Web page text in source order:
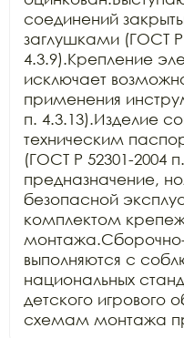
соединений
заглушками (ГОСТ Р
4.3.9).Крепление
исключает
применения
п. 4.3.13).Изделие
техническим
(ГОСТ Р 52301-2004
предназначение,
безопасной
комплектом
выполняются с
национальных
детского игрового
схемам монтажа